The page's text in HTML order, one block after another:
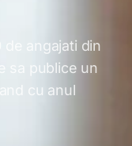
angajati din
sa publice un
cu anul